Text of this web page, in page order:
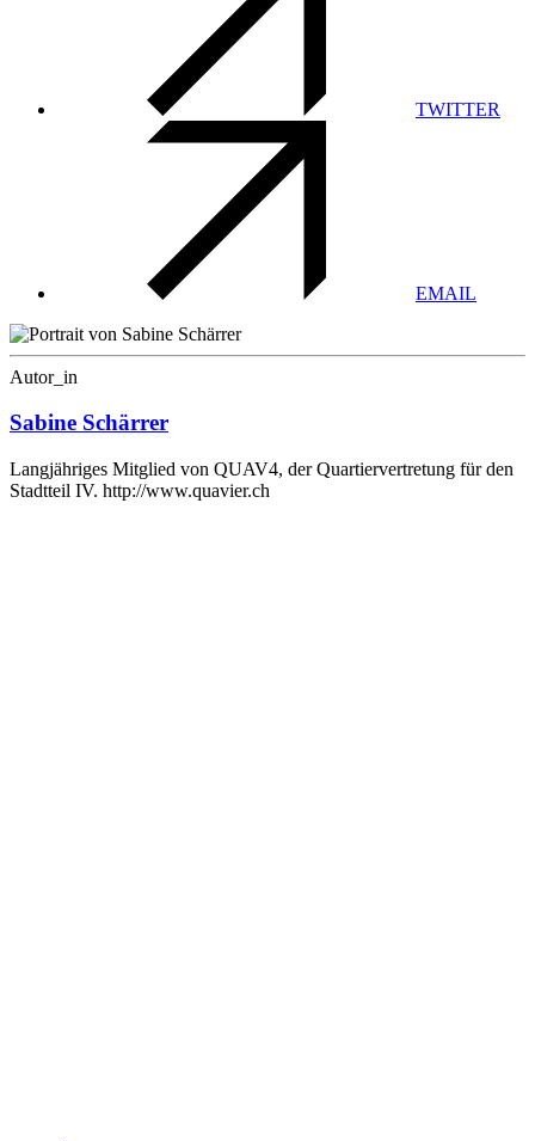
TWITTER
EMAIL
Autor_in
Sabine Schärrer
Langjähriges Mitglied von QUAV4, der Quartiervertretung für den
Stadtteil IV. http://www.quavier.ch